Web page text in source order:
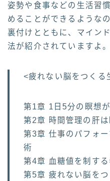
姿勢や食事などの生活習
めることができるような
裏付けとともに、マイン
法が紹介されていますよ。
<疲れない脳をつくる
第1章 1日5分の瞑想
第2章 時間管理の肝は
第3章 仕事のパフォ
術
第4章 血糖値を制す
第5章 疲れない脳を